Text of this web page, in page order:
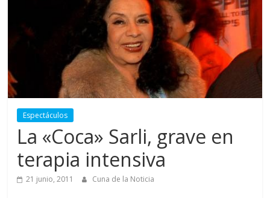
Espectáculos
La «Coca» Sarli, grave en
terapia intensiva
21 junio, 2011 Cuna de la Noticia